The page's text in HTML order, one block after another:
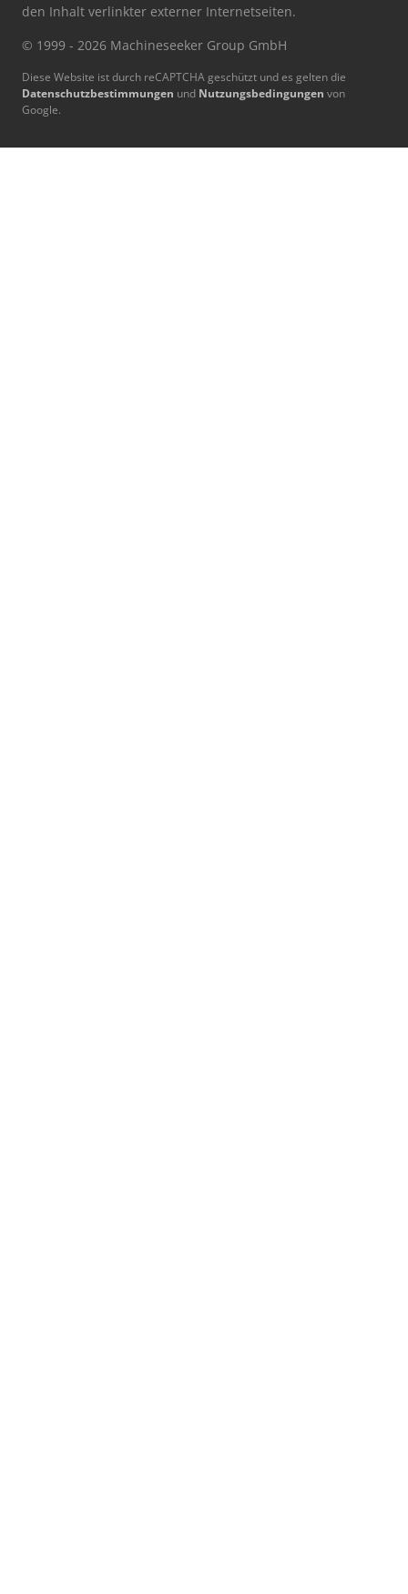
den Inhalt verlinkter externer Internetseiten.
© 1999 - 2026 Machineseeker Group GmbH
Diese Website ist durch reCAPTCHA geschützt und es gelten die
Datenschutzbestimmungen und Nutzungsbedingungen von
Google.